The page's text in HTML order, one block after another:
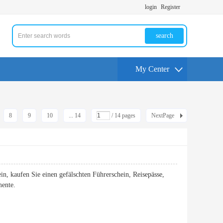
login Register
search
My Center
8 9 10 ... 14 / 14 pages NextPage
kaufen Sie einen gefälschten Führerschein, Reisepässe,